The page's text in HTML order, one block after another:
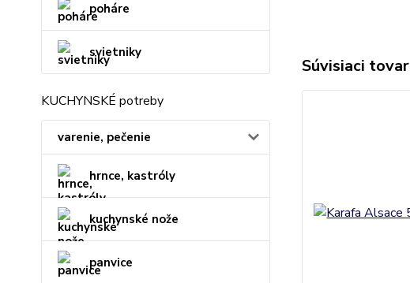
poháre
svietniky
KUCHYNSKÉ potreby
varenie, pečenie
hrnce, kastróly
kuchynské nože
panvice
Súvisiaci tovar